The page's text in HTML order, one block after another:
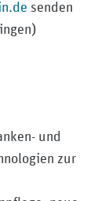
senden
und
zur